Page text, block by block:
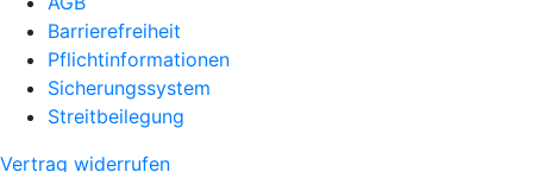
Barrierefreiheit
Pflichtinformationen
Sicherungssystem
Streitbeilegung
Vertrag widerrufen